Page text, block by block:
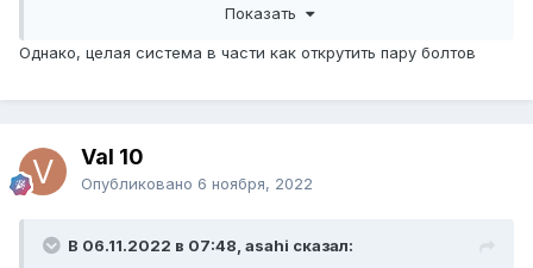
неориг тоже так себе. Бейся до конца. Крути торцевыми
смазка постепенно смывается. Надо покрывать
Показать
Однако, целая система в части как открутить пару болтов
Val 10
Опубликовано 6 ноября, 2022
В 06.11.2022 в 07:48, asahi сказал: